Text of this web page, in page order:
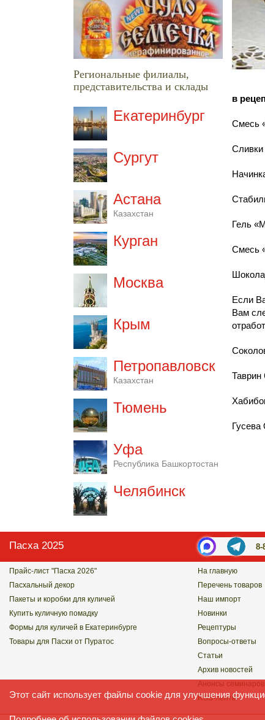
Региональные филиалы,
представительства и склады
Екатеринбург
Сургут
Астана
Казахстан
Курган
Москва
Крым
Петропавловск
Казахстан
Тюмень
Уфа
Республика Башкортостан
Челябинск
в
Смесь
Гель
Смесь
Если
Вам
Таврин
Пасха 2025 8-
Прайс-лист "Пасха 2026"
Пасхальный декор
Пакеты и коробки для куличей
Купить куличную помадку
Формы для куличей в Екатеринбурге
Товары для Пасхи от Пуратос
На главную
Перечень товаров
Наш импорт
Новинки
Рецептуры
Вопросы-ответы
Статьи
Архив новостей
Анонсы семинаров
RSS-ленты
Этот сайт использует файлы cookie для улучшения